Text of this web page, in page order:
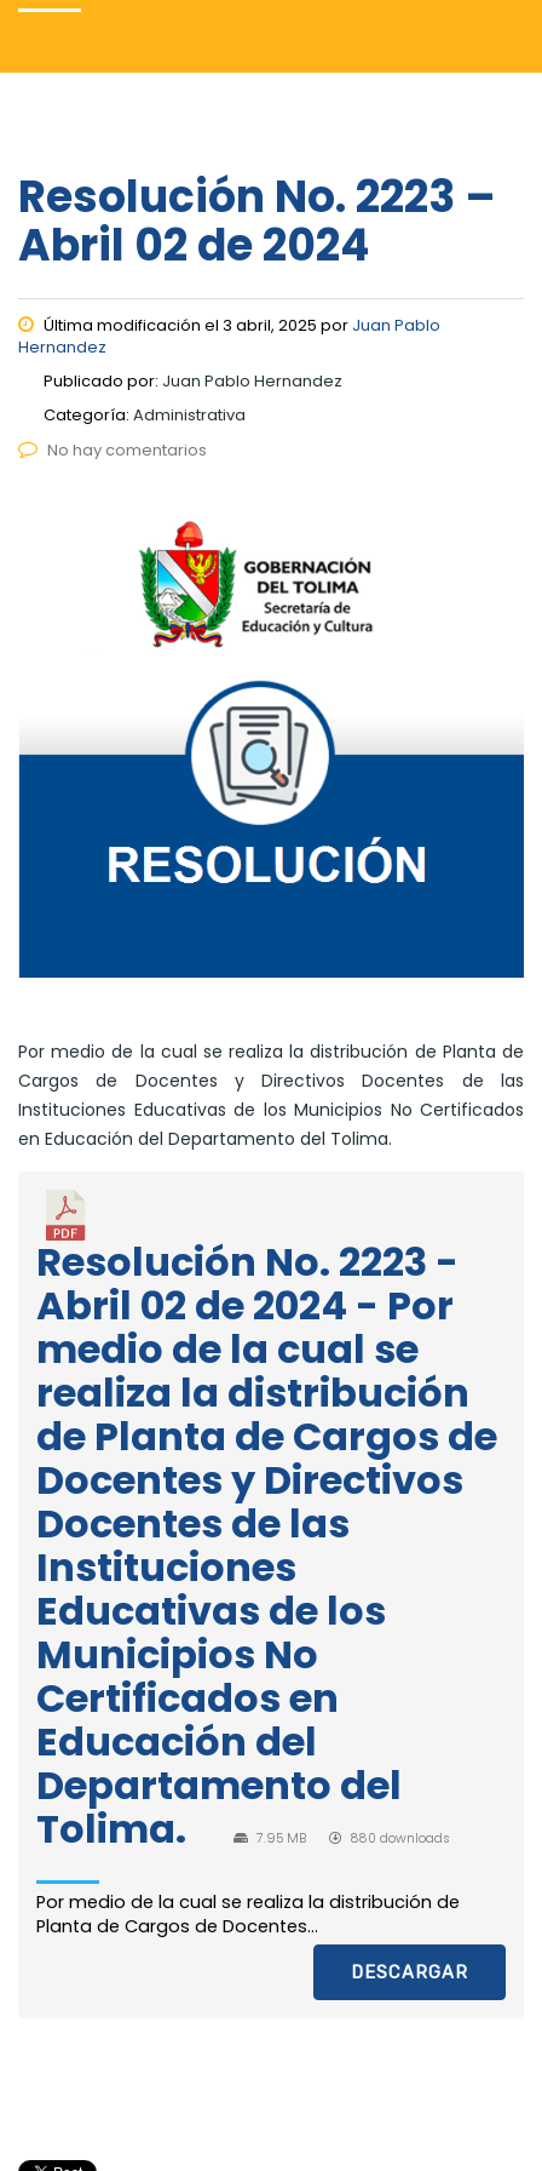
Resolución No. 2223 –
Abril 02 de 2024
Última modificación el 3 abril, 2025 por Juan Pablo
Hernandez
Publicado por: Juan Pablo Hernandez
Categoría: Administrativa
No hay comentarios
Por medio de la cual se realiza la distribución de Planta de
Cargos de Docentes y Directivos Docentes de las
Instituciones Educativas de los Municipios No Certificados
en Educación del Departamento del Tolima.
Resolución No. 2223 -
Abril 02 de 2024 - Por
medio de la cual se
realiza la distribución
de Planta de Cargos de
Docentes y Directivos
Docentes de las
Instituciones
Educativas de los
Municipios No
Certificados en
Educación del
Departamento del
Tolima.
7.95 MB 880 downloads
Por medio de la cual se realiza la distribución de
Planta de Cargos de Docentes...
DESCARGAR